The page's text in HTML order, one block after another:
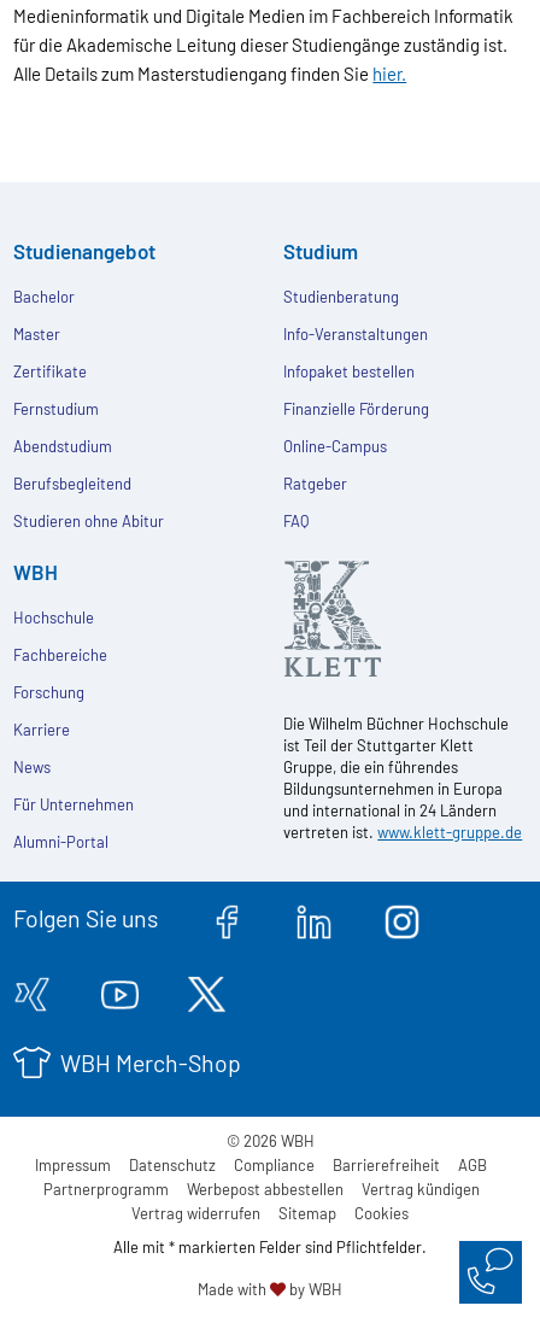
Medieninformatik und Digitale Medien im Fachbereich Informatik
für die Akademische Leitung dieser Studiengänge zuständig ist.
Alle Details zum Masterstudiengang finden Sie hier.
Studienangebot
Bachelor
Master
Zertifikate
Fernstudium
Abendstudium
Berufsbegleitend
Studieren ohne Abitur
Studium
Studienberatung
Info-Veranstaltungen
Infopaket bestellen
Finanzielle Förderung
Online-Campus
Ratgeber
FAQ
WBH
Hochschule
Fachbereiche
Forschung
Karriere
News
Für Unternehmen
Alumni-Portal
Die Wilhelm Büchner Hochschule
ist Teil der Stuttgarter Klett
Gruppe, die ein führendes
Bildungsunternehmen in Europa
und international in 24 Ländern
vertreten ist.www.klett-gruppe.de
Folgen Sie uns
WBH Merch-Shop
© 2026 WBH
Impressum
Datenschutz Compliance Barrierefreiheit
AGB
Partnerprogramm
Werbepost abbestellen
Vertrag kündigen
Vertrag widerrufen
Sitemap
Cookies
Alle mit * markierten Felder sind Pflichtfelder.
Made with by WBH